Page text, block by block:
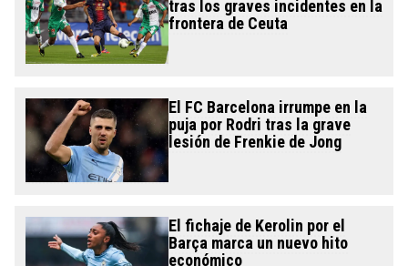
tras los graves incidentes en la
frontera de Ceuta
El FC Barcelona irrumpe en la
puja por Rodri tras la grave
lesión de Frenkie de Jong
El fichaje de Kerolin por el
Barça marca un nuevo hito
económico